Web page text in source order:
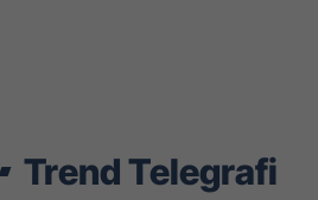
Trend Telegrafi